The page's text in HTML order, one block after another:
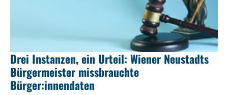
Drei Instanzen, ein Urteil: Wiener Neustadts
Bürgermeister missbrauchte
Bürger:innendaten